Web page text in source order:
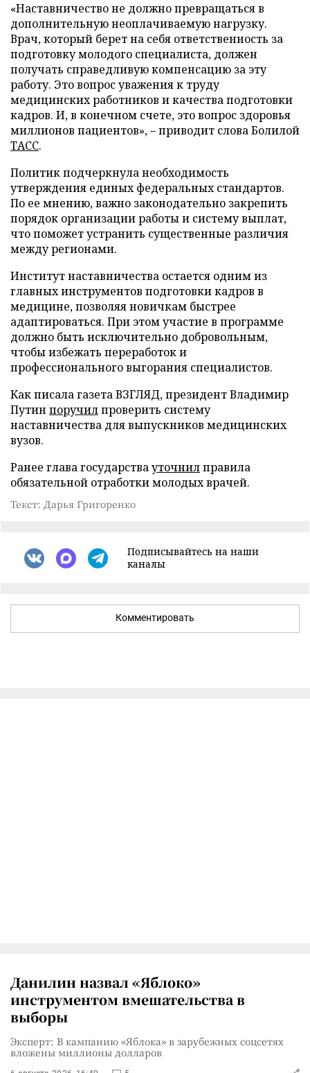
«Наставничество не должно превращаться в
дополнительную неоплачиваемую нагрузку.
Врач, который берет на себя ответственность за
подготовку молодого специалиста, должен
получать справедливую компенсацию за эту
работу. Это вопрос уважения к труду
медицинских работников и качества подготовки
кадров. И, в конечном счете, это вопрос здоровья
миллионов пациентов», – приводит слова Болилой
ТАСС.
Политик подчеркнула необходимость
утверждения единых федеральных стандартов.
По ее мнению, важно законодательно закрепить
порядок организации работы и систему выплат,
что поможет устранить существенные различия
между регионами.
Институт наставничества остается одним из
главных инструментов подготовки кадров в
медицине, позволяя новичкам быстрее
адаптироваться. При этом участие в программе
должно быть исключительно добровольным,
чтобы избежать переработок и
профессионального выгорания специалистов.
Как писала газета ВЗГЛЯД, президент Владимир
Путин поручилпроверить систему
наставничества для выпускников медицинских
вузов.
Ранее глава государствауточнилправила
обязательной отработки молодых врачей.
Текст: Дарья Григоренко
Подписывайтесь на наши
каналы
Комментировать
Данилин назвал «Яблоко»
инструментом вмешательства в
выборы
Эксперт: В кампанию «Яблока» в зарубежных соцсетях
вложены миллионы долларов